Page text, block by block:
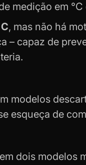
medição em °C
, mas não há
– capaz de
modelos
esqueça de
dois modelos